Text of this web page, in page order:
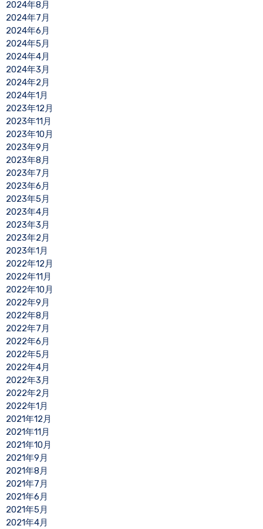
2024年8月
2024年7月
2024年6月
2024年5月
2024年4月
2024年3月
2024年2月
2024年1月
2023年12月
2023年11月
2023年10月
2023年9月
2023年8月
2023年7月
2023年6月
2023年5月
2023年4月
2023年3月
2023年2月
2023年1月
2022年12月
2022年11月
2022年10月
2022年9月
2022年8月
2022年7月
2022年6月
2022年5月
2022年4月
2022年3月
2022年2月
2022年1月
2021年12月
2021年11月
2021年10月
2021年9月
2021年8月
2021年7月
2021年6月
2021年5月
2021年4月